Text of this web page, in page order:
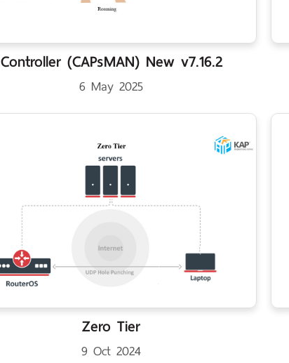
Controller (CAPsMAN) New v7.16.2
6 May 2025
Zero Tier
9 Oct 2024